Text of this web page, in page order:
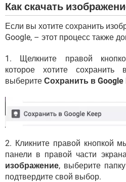
Как скачать
Если вы хотите сохранить
Google, – этот процесс также
1. Щелкните правой
которое хотите
выберите Сохранить в Google
2. Кликните правой кнопкой
панели в правой части
изображение, выберите
подтвердите свой выбор.